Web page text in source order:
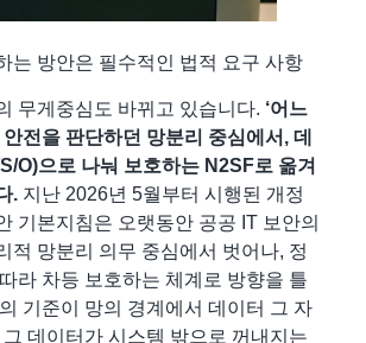
는 방안은 필수적인 법적 요구 사항
무게중심도 바뀌고 있습니다. ‘어느
안전을 판단하던 망분리 중심에서, 데
O)으로 나눠 보호하는 N2SF로 옮겨
. 지난 2026년 5월부터 시행된 개정
기본지침은 오랫동안 공공 IT 보안의
적 망분리 의무 중심에서 벗어나, 정
라 차등 보호하는 체계로 방향을 틀
기준이 망의 경계에서 데이터 그 자
데이터가 시스템 밖으로 꺼내지는